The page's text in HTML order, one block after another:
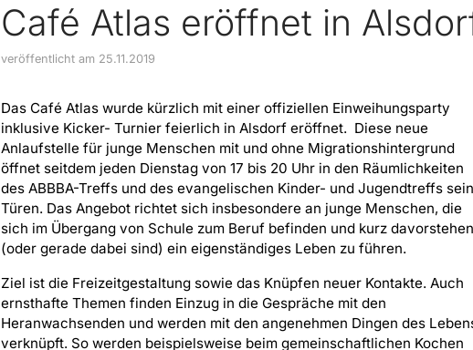
Café Atlas eröffnet in
veröffentlicht am 25.11.2019
Das Café Atlas wurde kürzlich mit einer offiziellen Einweihungsparty
inklusive Kicker- Turnier feierlich in Alsdorf eröffnet. Diese neue
Anlaufstelle für junge Menschen mit und ohne Migrationshintergrund
öffnet seitdem jeden Dienstag von 17 bis 20 Uhr in den Räumlichkeiten
des ABBBA-Treffs und des evangelischen Kinder- und Jugendtreffs
Türen. Das Angebot richtet sich insbesondere an junge Menschen, die
sich im Übergang von Schule zum Beruf befinden und kurz davorstehen
(oder gerade dabei sind) ein eigenständiges Leben zu führen.
Ziel ist die Freizeitgestaltung sowie das Knüpfen neuer Kontakte. Auch
ernsthafte Themen finden Einzug in die Gespräche mit den
Heranwachsenden und werden mit den angenehmen Dingen des
verknüpft. So werden beispielsweise beim gemeinschaftlichen Kochen